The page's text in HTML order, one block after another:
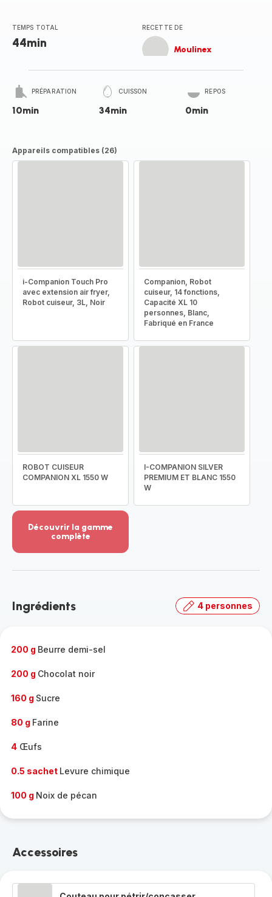
TEMPS TOTAL
44min
RECETTE DE
Moulinex
PRÉPARATION
10min
CUISSON
34min
REPOS
0min
Appareils compatibles (26)
i-Companion Touch Pro
avec extension air fryer,
Robot cuiseur, 3L, Noir
Companion, Robot
cuiseur, 14 fonctions,
Capacité XL 10
personnes, Blanc,
Fabriqué en France
ROBOT CUISEUR
COMPANION XL 1550 W
I-COMPANION SILVER
PREMIUM ET BLANC 1550
W
Découvrir la gamme
complète
-
gamme
Ingrédients 4 personnes
200 g Beurre demi-sel
200 g Chocolat noir
160 g Sucre
80 g Farine
4 Œufs
0.5 sachet Levure chimique
100 g Noix de pécan
Accessoires